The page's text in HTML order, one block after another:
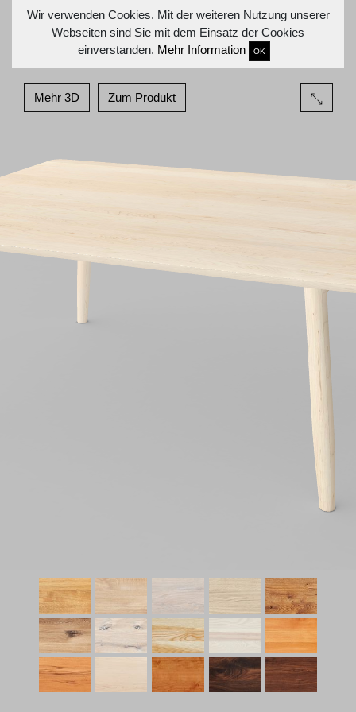
Wir verwenden Cookies. Mit der weiteren Nutzung unserer
Webseiten sind Sie mit dem Einsatz der Cookies
einverstanden. Mehr Information OK
Mehr 3D Zum Produkt